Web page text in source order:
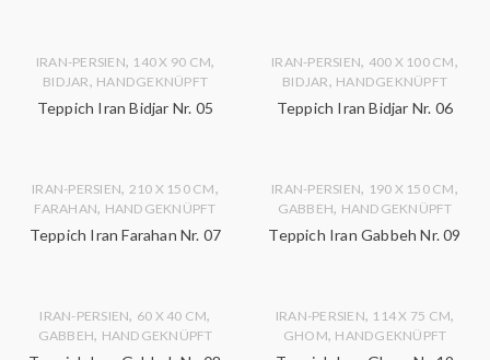
IRAN-PERSIEN, 140 X 90 CM,
BIDJAR, HANDGEKNÜPFT
Teppich Iran Bidjar Nr. 05
IRAN-PERSIEN, 400 X 100 CM,
BIDJAR, HANDGEKNÜPFT
Teppich Iran Bidjar Nr. 06
IRAN-PERSIEN, 210 X 150 CM,
FARAHAN, HANDGEKNÜPFT
Teppich Iran Farahan Nr. 07
IRAN-PERSIEN, 190 X 150 CM,
GABBEH, HANDGEKNÜPFT
Teppich Iran Gabbeh Nr. 09
IRAN-PERSIEN, 60 X 40 CM,
GABBEH, HANDGEKNÜPFT
IRAN-PERSIEN, 114 X 75 CM,
GHOM, HANDGEKNÜPFT